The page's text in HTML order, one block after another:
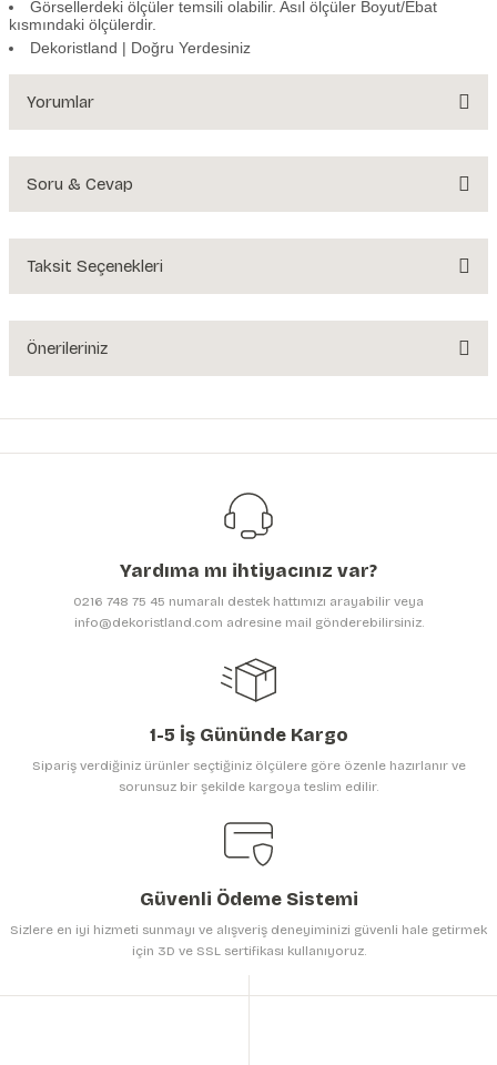
Görsellerdeki ölçüler temsili olabilir. Asıl ölçüler Boyut/Ebat
kısmındaki ölçülerdir.
Dekoristland | Doğru Yerdesiniz
Yorumlar
Soru & Cevap
Ürün hakkında henüz soru sorulmamış.
Taksit Seçenekleri
Önerileriniz
yetersiz gördüğünüz noktaları öneri formunu kullanarak tarafımıza
Görüş ve önerileriniz için teşekkür ederiz.
Ürün resmi kalitesiz, bozuk veya görüntülenemiyor.
Ürün bilgilerinde hatalar bulunuyor.
Gönder
Yardıma mı ihtiyacınız var?
0216 748 75 45 numaralı destek hattımızı arayabilir veya
info@dekoristland.com adresine mail gönderebilirsiniz.
1-5 İş Gününde Kargo
Sipariş verdiğiniz ürünler seçtiğiniz ölçülere göre özenle hazırlanır ve
sorunsuz bir şekilde kargoya teslim edilir.
Güvenli Ödeme Sistemi
Sizlere en iyi hizmeti sunmayı ve alışveriş deneyiminizi güvenli hale getirmek
için 3D ve SSL sertifikası kullanıyoruz.